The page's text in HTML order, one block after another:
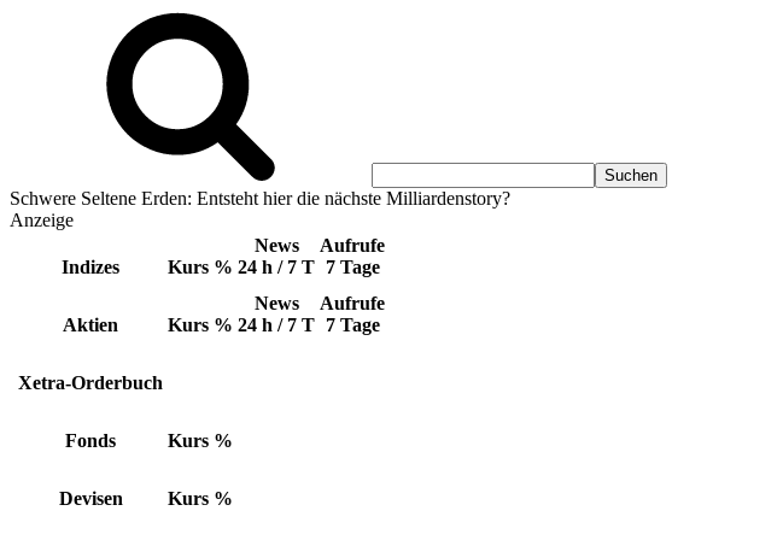
Schwere Seltene Erden: Entsteht hier die nächste Milliardenstory?
Anzeige
Indizes Kurs %
News
24 h / 7 T
Aufrufe
7 Tage
Aktien Kurs %
News
24 h / 7 T
Aufrufe
7 Tage
Xetra-Orderbuch
Fonds Kurs %
Devisen Kurs %